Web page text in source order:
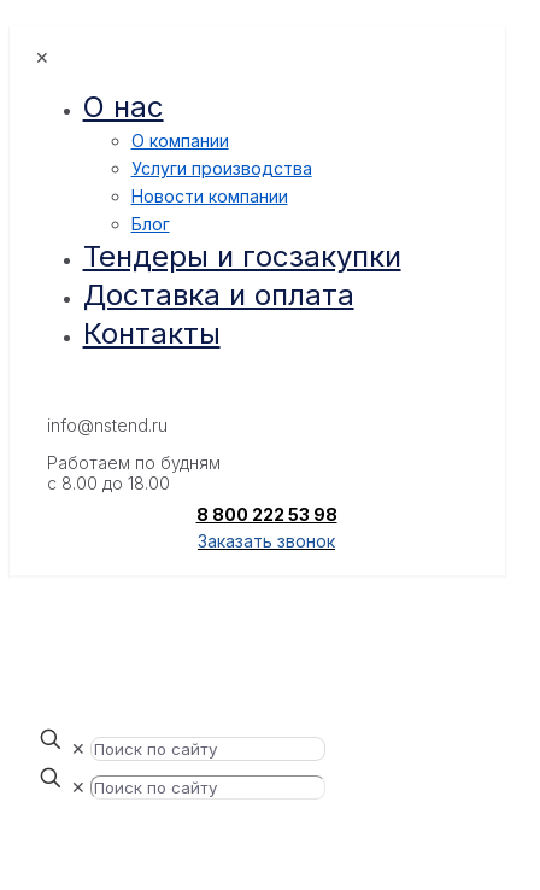
✕
О нас
О компании
Услуги производства
Новости компании
Блог
Тендеры и госзакупки
Доставка и оплата
Контакты
info@nstend.ru
Работаем по будням
с 8.00 до 18.00
8 800 222 53 98
Заказать звонок
✕
✕